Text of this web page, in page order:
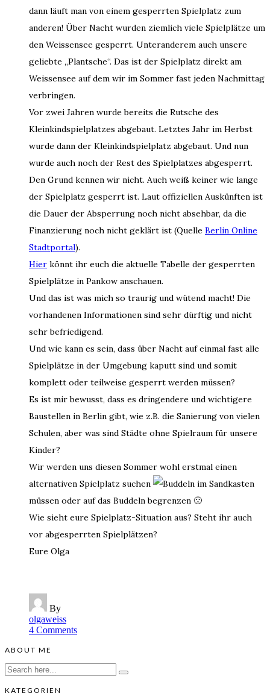
dann läuft man von einem gesperrten Spielplatz zum
anderen! Über Nacht wurden ziemlich viele Spielplätze um
den Weissensee gesperrt. Unteranderem auch unsere
geliebte „Plantsche“. Das ist der Spielplatz direkt am
Weissensee auf dem wir im Sommer fast jeden Nachmittag
verbringen.
Vor zwei Jahren wurde bereits die Rutsche des
Kleinkindspielplatzes abgebaut. Letztes Jahr im Herbst
wurde dann der Kleinkindspielplatz abgebaut. Und nun
wurde auch noch der Rest des Spielplatzes abgesperrt.
Den Grund kennen wir nicht. Auch weiß keiner wie lange
der Spielplatz gesperrt ist. Laut offiziellen Auskünften ist
die Dauer der Absperrung noch nicht absehbar, da die
Finanzierung noch nicht geklärt ist (Quelle Berlin Online
Stadtportal).
Hier könnt ihr euch die aktuelle Tabelle der gesperrten
Spielplätze in Pankow anschauen.
Und das ist was mich so traurig und wütend macht! Die
vorhandenen Informationen sind sehr dürftig und nicht
sehr befriedigend.
Und wie kann es sein, dass über Nacht auf einmal fast alle
Spielplätze in der Umgebung kaputt sind und somit
komplett oder teilweise gesperrt werden müssen?
Es ist mir bewusst, dass es dringendere und wichtigere
Baustellen in Berlin gibt, wie z.B. die Sanierung von vielen
Schulen, aber was sind Städte ohne Spielraum für unsere
Kinder?
Wir werden uns diesen Sommer wohl erstmal einen
alternativen Spielplatz suchen
müssen oder auf das Buddeln begrenzen 🙁
Wie sieht eure Spielplatz-Situation aus? Steht ihr auch
vor abgesperrten Spielplätzen?
Eure Olga
By
olgaweiss
4 Comments
ABOUT ME
KATEGORIEN